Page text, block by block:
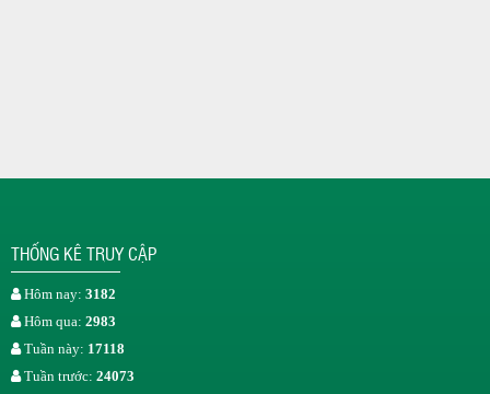
THỐNG KÊ TRUY CẬP
Hôm nay: 3182
Hôm qua: 2983
Tuần này: 17118
Tuần trước: 24073